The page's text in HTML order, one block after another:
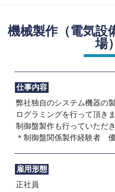
AHPチラー
AIM お問い合わせ
機械製作（電気設
場）
仕事内容
弊社独自のシステム機器の
ログラミングを行って頂き
制御盤製作も行っていただき
＊制御盤関係製作経験者
雇用形態
正社員